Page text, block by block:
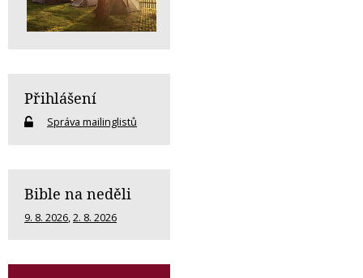
Přihlášení
Správa mailinglistů
Bible na neděli
9. 8. 2026,2. 8. 2026